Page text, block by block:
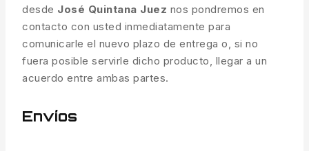
desde José Quintana Juez nos pondremos en
contacto con usted inmediatamente para
comunicarle el nuevo plazo de entrega o, si no
fuera posible servirle dicho producto, llegar a un
acuerdo entre ambas partes.
Envíos